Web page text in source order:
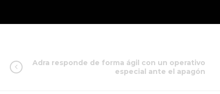
Adra responde de forma ágil con un operativo
especial ante el apagón